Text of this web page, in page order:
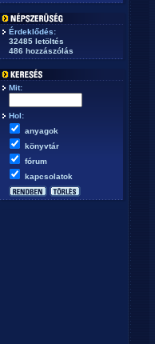
Érdeklődés:
32485 letöltés
486 hozzászólás
Mit:
Hol:
anyagok
könyvtár
fórum
kapcsolatok